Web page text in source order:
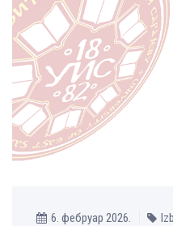
6. фебруар 2026.